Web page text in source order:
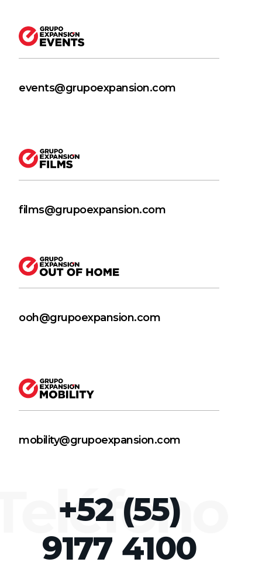
events@grupoexpansion.com
films@grupoexpansion.com
ooh@grupoexpansion.com
mobility@grupoexpansion.com
+52 (55)
9177 4100